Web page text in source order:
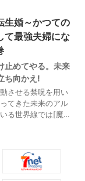
生婚～かつての
て最強夫婦にな
止めてやる。未来
ち向かえ!
させる禁呪を用い
てきた未来のアル
る世界線では[魔王]
追いやられてい
せないために、誰も
たレイド。学園の
出で未来軍との戦